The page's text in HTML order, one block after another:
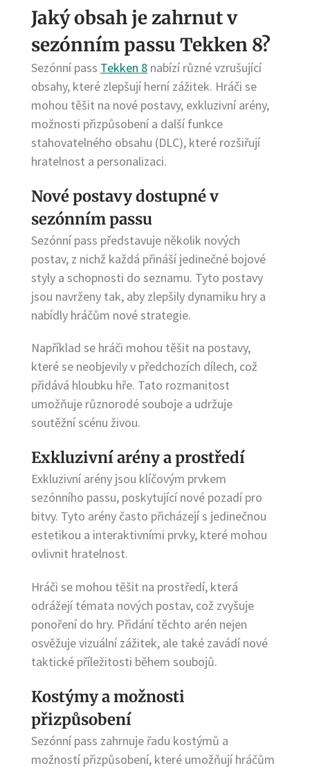
Jaký obsah je zahrnut v
sezónním passu Tekken 8?
Sezónní pass Tekken 8 nabízí různé vzrušující
obsahy, které zlepšují herní zážitek. Hráči se
mohou těšit na nové postavy, exkluzivní arény,
možnosti přizpůsobení a další funkce
stahovatelného obsahu (DLC), které rozšiřují
hratelnost a personalizaci.
Nové postavy dostupné v
sezónním passu
Sezónní pass představuje několik nových
postav, z nichž každá přináší jedinečné bojové
styly a schopnosti do seznamu. Tyto postavy
jsou navrženy tak, aby zlepšily dynamiku hry a
nabídly hráčům nové strategie.
Například se hráči mohou těšit na postavy,
které se neobjevily v předchozích dílech, což
přidává hloubku hře. Tato rozmanitost
umožňuje různorodé souboje a udržuje
soutěžní scénu živou.
Exkluzivní arény a prostředí
Exkluzivní arény jsou klíčovým prvkem
sezónního passu, poskytující nové pozadí pro
bitvy. Tyto arény často přicházejí s jedinečnou
estetikou a interaktivními prvky, které mohou
ovlivnit hratelnost.
Hráči se mohou těšit na prostředí, která
odrážejí témata nových postav, což zvyšuje
ponoření do hry. Přidání těchto arén nejen
osvěžuje vizuální zážitek, ale také zavádí nové
taktické příležitosti během soubojů.
Kostýmy a možnosti
přizpůsobení
Sezónní pass zahrnuje řadu kostýmů a
možností přizpůsobení, které umožňují hráčům